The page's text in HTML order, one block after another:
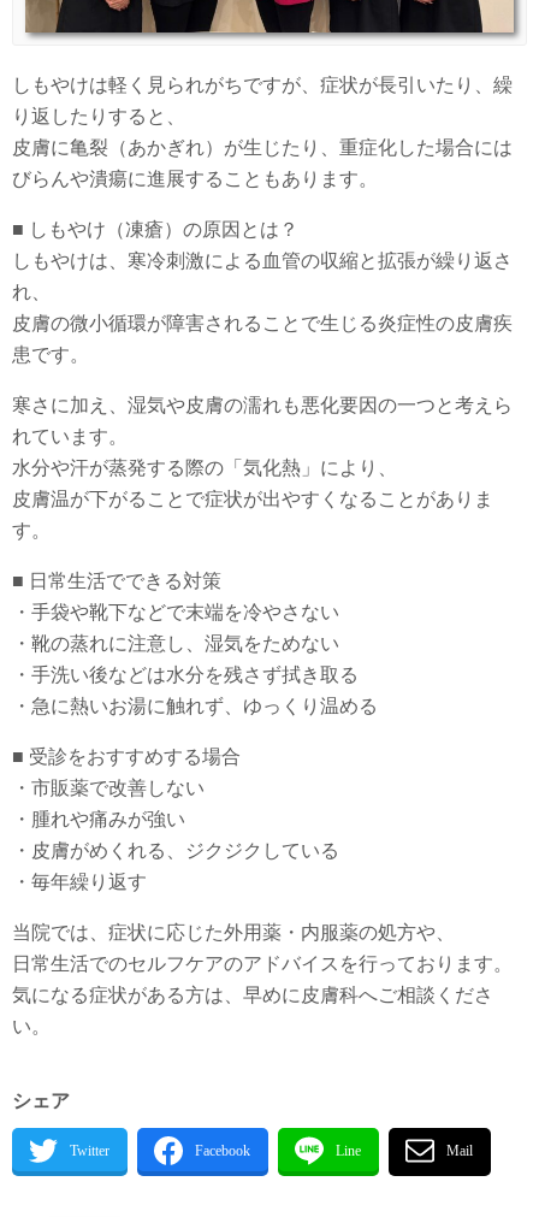
しもやけは軽く見られがちですが、症状が長引いたり、繰
り返したりすると、
皮膚に亀裂（あかぎれ）が生じたり、重症化した場合には
びらんや潰瘍に進展することもあります。
■ しもやけ（凍瘡）の原因とは？
しもやけは、寒冷刺激による血管の収縮と拡張が繰り返さ
れ、
皮膚の微小循環が障害されることで生じる炎症性の皮膚疾
患です。
寒さに加え、湿気や皮膚の濡れも悪化要因の一つと考えら
れています。
水分や汗が蒸発する際の「気化熱」により、
皮膚温が下がることで症状が出やすくなることがありま
す。
■ 日常生活でできる対策
・手袋や靴下などで末端を冷やさない
・靴の蒸れに注意し、湿気をためない
・手洗い後などは水分を残さず拭き取る
・急に熱いお湯に触れず、ゆっくり温める
■ 受診をおすすめする場合
・市販薬で改善しない
・腫れや痛みが強い
・皮膚がめくれる、ジクジクしている
・毎年繰り返す
当院では、症状に応じた外用薬・内服薬の処方や、
日常生活でのセルフケアのアドバイスを行っております。
気になる症状がある方は、早めに皮膚科へご相談くださ
い。
シェア